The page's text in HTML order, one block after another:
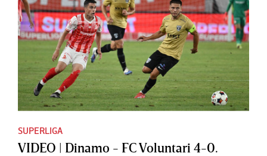
SUPERLIGA
VIDEO | Dinamo - FC Voluntari 4-0.